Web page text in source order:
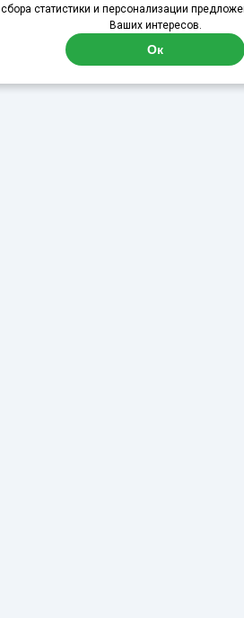
сбора статистики и персонализации
Ваших интересов.
Ок